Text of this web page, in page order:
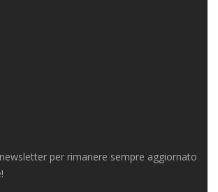
per rimanere sempre aggiornato